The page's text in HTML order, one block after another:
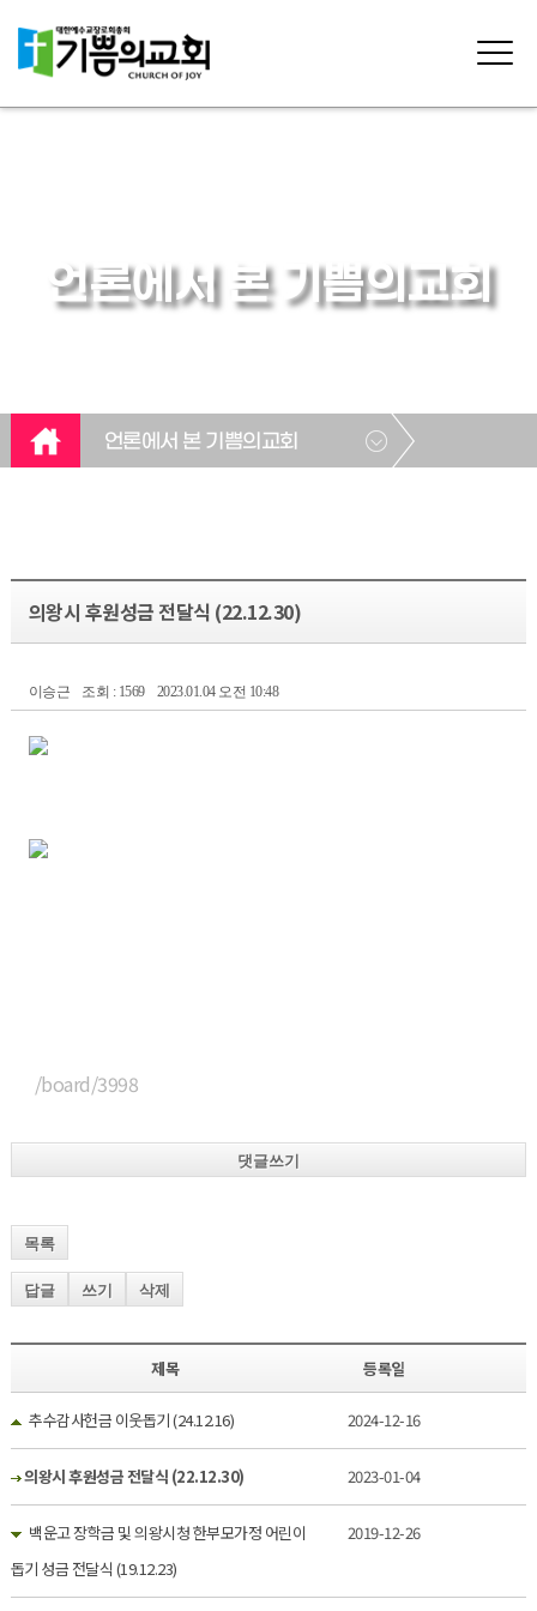
언론에서 본 기쁨의교회
언론에서 본 기쁨의교회
의왕시 후원성금 전달식 (22.12.30)
이승근 조회 : 1569 2023.01.04 오전 10:48
/board/3998
댓글쓰기
목록
답글 쓰기 삭제
제목 등록일
추수감사헌금 이웃돕기 (24.12.16) 2024-12-16
의왕시 후원성금 전달식 (22.12.30) 2023-01-04
백운고 장학금 및 의왕시청 한부모가정 어린이
돕기 성금 전달식 (19.12.23)
2019-12-26